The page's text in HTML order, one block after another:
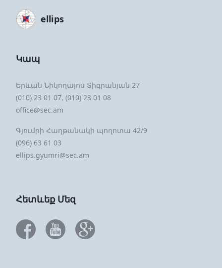
ellips
Կապ
Երևան Նիկողայոս Տիգրանյան 27
(010) 23 01 07, (010) 23 01 08
office@sec.am
Գյումրի Հաղթանակի պողոտա 42/9
(096) 63 61 03
ellips.gyumri@sec.am
Հետևեք Մեզ